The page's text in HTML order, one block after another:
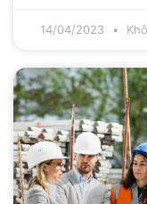
14/04/2023